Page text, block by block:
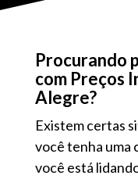
Procurando
com Preços
Alegre?
Existem certas
você tenha uma
você está